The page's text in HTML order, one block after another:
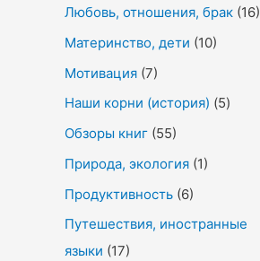
Любовь, отношения, брак (16)
Материнство, дети (10)
Мотивация (7)
Наши корни (история) (5)
Обзоры книг (55)
Природа, экология (1)
Продуктивность (6)
Путешествия, иностранные
языки (17)